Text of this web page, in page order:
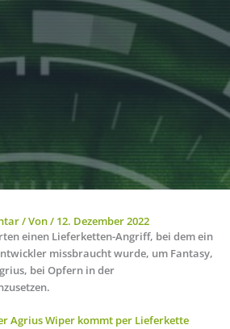
/ Von/ 12. Dezember 2022
einen Lieferketten-Angriff, bei dem ein
missbraucht wurde, um Fantasy,
bei Opfern in der
Agrius Wiper kommt per Lieferkette